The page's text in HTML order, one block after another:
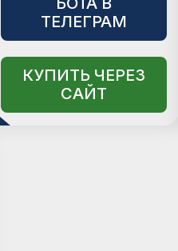
ТЕЛЕГРАМ
КУПИТЬ ЧЕРЕЗ
САЙТ